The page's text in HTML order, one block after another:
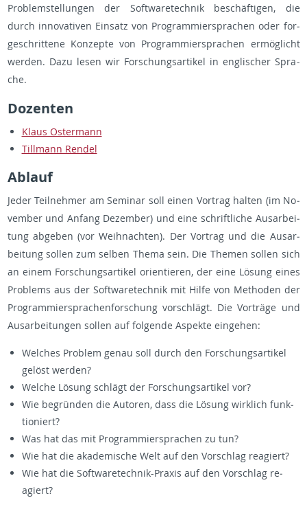
Pro­blem­stel­lun­gen der Soft­ware­tech­nik be­schäf­ti­gen, die
durch in­no­va­ti­ven Ein­satz von Pro­gram­mier­spra­chen oder for­
ge­schrit­te­ne Kon­zep­te von Pro­gram­mier­spra­chen er­mög­licht
wer­den. Dazu lesen wir For­schungs­ar­ti­kel in eng­li­scher Spra­
che.
Do­zen­ten
Klaus Os­ter­mann
Till­mann Ren­del
Ab­lauf
Jeder Teil­neh­mer am Se­mi­nar soll einen Vor­trag hal­ten (im No­
vem­ber und An­fang De­zem­ber) und eine schrift­li­che Aus­ar­bei­
tung ab­ge­ben (vor Weih­nach­ten). Der Vor­trag und die Aus­ar­
bei­tung sol­len zum sel­ben Thema sein. Die The­men sol­len sich
an einem For­schungs­ar­ti­kel ori­en­tie­ren, der eine Lö­sung eines
Pro­blems aus der Soft­ware­tech­nik mit Hilfe von Me­tho­den der
Pro­gram­mier­spra­chen­for­schung vor­schlägt. Die Vor­trä­ge und
Aus­ar­bei­tun­gen sol­len auf fol­gen­de As­pek­te ein­ge­hen:
Wel­ches Pro­blem genau soll durch den For­schungs­ar­ti­kel
ge­löst wer­den?
Wel­che Lö­sung schlägt der For­schungs­ar­ti­kel vor?
Wie be­grün­den die Au­to­ren, dass die Lö­sung wirk­lich funk­
tio­niert?
Was hat das mit Pro­gram­mier­spra­chen zu tun?
Wie hat die aka­de­mi­sche Welt auf den Vor­schlag re­agiert?
Wie hat die Soft­ware­tech­nik-Pra­xis auf den Vor­schlag re­
agiert?